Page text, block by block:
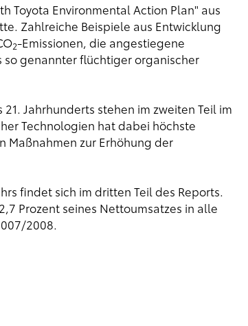
Toyota Environmental Action Plan" aus
Zahlreiche Beispiele aus Entwicklung
2-Emissionen, die angestiegene
so genannter flüchtiger organischer
Jahrhunderts stehen im zweiten Teil im
Technologien hat dabei höchste
Maßnahmen zur Erhöhung der
findet sich im dritten Teil des Reports.
Prozent seines Nettoumsatzes in alle
2008.